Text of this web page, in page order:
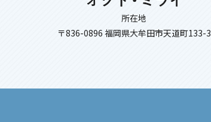
所在地
〒836-0896 福岡県大牟田市天道町133-3